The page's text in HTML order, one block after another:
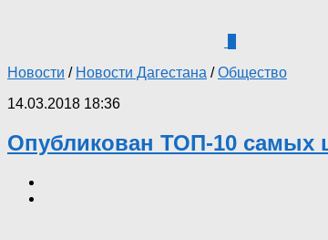
Новости / Новости Дагестана /Общество
14.03.2018 18:36
Опубликован ТОП-10 самых